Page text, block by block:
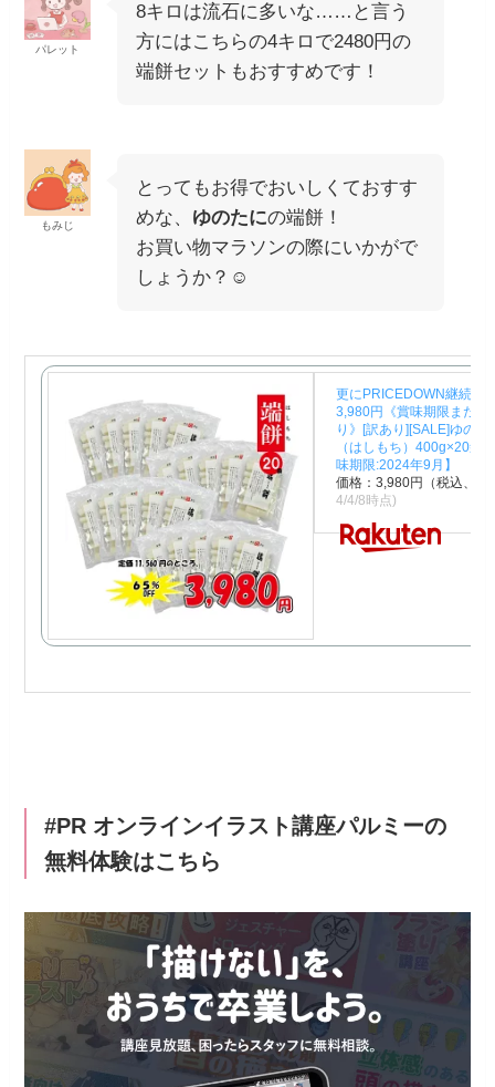
パレット
8キロは流石に多いな……と言う
方にはこちらの4キロで2480円の
端餅セットもおすすめです！
もみじ
とってもお得でおいしくておすす
めな、 ゆのたにの端餅！
お買い物マラソンの際にいかがで
しょうか？☺️
更にPRICEDOWN継続中
3,980円《賞味期限まだま
り》[訳あり][SALE]ゆのた
（はしもち）400g×20袋
味期限:2024年9月】
価格：3,980円（税込、送
4/4/8時点)
#PR オンラインイラスト講座パルミーの
無料体験はこちら